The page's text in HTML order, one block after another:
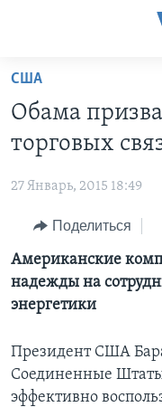
Перейти
основной
контент
Перейти
навигации
Перейти
поиск
ГЛАВНОЕ
ПРОГРАММЫ
НОВОСТИ ЗА
ИТОГИ
ПОЧЕМУ ЭТО
ДИСКУССИЯ VOA
НЬЮ-ЙОРК NEW
АМЕРИКА.
ПРОЕКТЫ
УЧИМ АНГЛИЙСКИЙ
НАША
А КАК В АМЕРИКЕ?
АРТЕФАКТЫ
ТЕСТЫ
ЭКСПЕРТИЗА
ИНТЕРВЬЮ
ФАКТЫ ПРОТИВ
ЗА СВОБОДУ
ВИДЕО
ПОДПИСКА НА
США
Обама
торговых
27 Январь, 2015 18:49
Поделиться
Американские
надежды на
энергетики
Президент США
Соединенные
эффективно